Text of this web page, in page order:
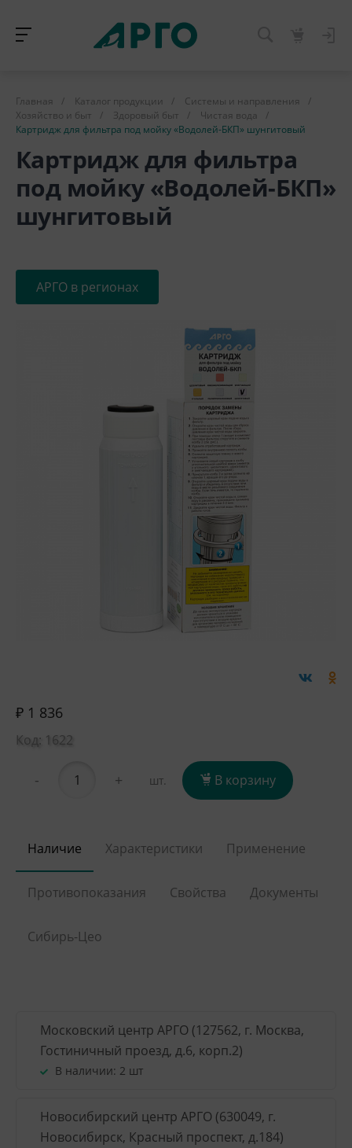
Главная / Каталог продукции / Системы и направления
/
Хозяйство и быт
/ Здоровый быт / Чистая вода
/
Картридж для фильтра под мойку «Водолей-БКП» шунгитовый
Картридж для фильтра
под мойку «Водолей-БКП»
шунгитовый
АРГО в регионах
₽ 1 836
Код: 1622
- + шт. В корзину
Наличие Характеристики Применение
Противопоказания Свойства Документы
Сибирь-Цео
Московский центр АРГО (127562, г. Москва,
Гостиничный проезд, д.6, корп.2)
В наличии: 2 шт
Новосибирский центр АРГО (630049, г.
Новосибирск, Красный проспект, д.184)